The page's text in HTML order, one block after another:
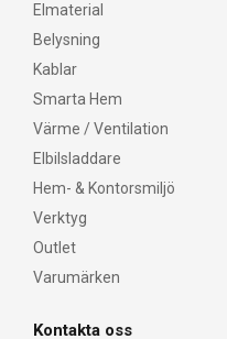
Elmaterial
Belysning
Kablar
Smarta Hem
Värme / Ventilation
Elbilsladdare
Hem- & Kontorsmiljö
Verktyg
Outlet
Varumärken
Kontakta oss